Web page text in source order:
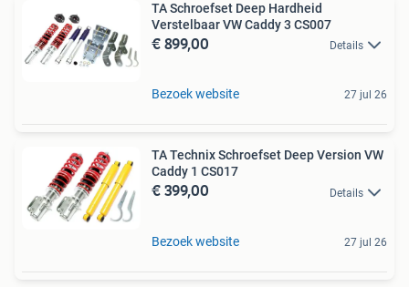
TA Schroefset Deep Hardheid
Verstelbaar VW Caddy 3 CS007
€ 899,00 Details
Bezoek website 27 jul 26
TA Technix Schroefset Deep Version VW
Caddy 1 CS017
€ 399,00 Details
Bezoek website 27 jul 26